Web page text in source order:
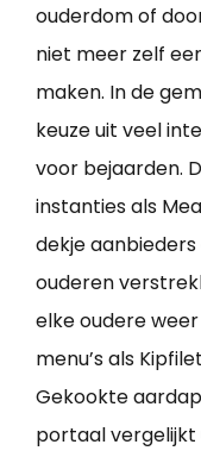
ouderdom of
niet meer zelf
maken. In de
keuze uit veel
voor bejaarden.
instanties als
dekje
ouderen
elke oudere
menu’s als
Gekookte
portaal vergelijkt